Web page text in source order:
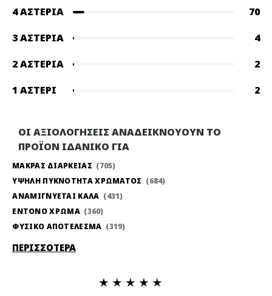
4 ΑΣΤΈΡΙΑ
70
3 ΑΣΤΈΡΙΑ
4
2 ΑΣΤΈΡΙΑ
2
1 ΑΣΤΈΡΙ
2
ΟΙ ΑΞΙΟΛΟΓΗΣΕΙΣ ΑΝΑΔΕΙΚΝΟΥΟΥΝ ΤΟ
ΠΡΟΪΟΝ ΙΔΑΝΙΚΟ ΓΙΑ
ΜΑΚΡΑΣ ΔΙΑΡΚΕΙΑΣ
705
ΥΨΗΛΗ ΠΥΚΝΟΤΗΤΑ ΧΡΩΜΑΤΟΣ
684
ΑΝΑΜΙΓΝΥΕΤΑΙ ΚΑΛΑ
431
ΕΝΤΟΝΟ ΧΡΩΜΑ
360
ΦΥΣΙΚΟ ΑΠΟΤΕΛΕΣΜΑ
319
ΠΕΡΙΣΣΟΤΕΡΑ